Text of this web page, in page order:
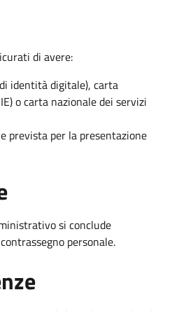
di avere:
identità digitale), carta
o carta nazionale dei servizi
prevista per la presentazione
si conclude
personale.